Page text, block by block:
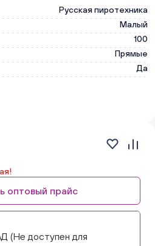
Русская пиротехника
Малый
100
Прямые
Да
оптовый прайс
доступен для